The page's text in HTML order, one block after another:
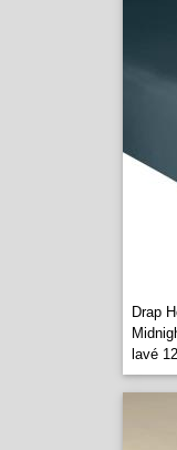
Drap
lavé